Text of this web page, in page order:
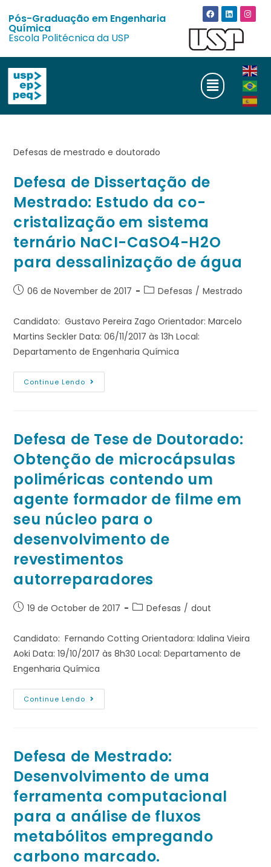
Pós-Graduação em Engenharia
Química
Escola Politécnica da USP
Defesas de mestrado e doutorado
Defesa de Dissertação de
Mestrado: Estudo da co-
cristalização em sistema
ternário NaCI-CaSO4-H2O
para dessalinização de água
06 de November de 2017 Defesas / Mestrado
Candidato: Gustavo Pereira Zago Orientador: Marcelo
Martins Seckler Data: 06/11/2017 às 13h Local:
Departamento de Engenharia Química
Continue Lendo
Defesa de Tese de Doutorado:
Obtenção de microcápsulas
poliméricas contendo um
agente formador de filme em
seu núcleo para o
desenvolvimento de
revestimentos
autorreparadores
19 de October de 2017 Defesas / dout
Candidato: Fernando Cotting Orientadora: Idalina Vieira
Aoki Data: 19/10/2017 às 8h30 Local: Departamento de
Engenharia Química
Continue Lendo
Defesa de Mestrado:
Desenvolvimento de uma
ferramenta computacional
para a análise de fluxos
metabólitos empregando
carbono marcado.